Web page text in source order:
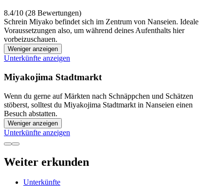
8.4/10 (28 Bewertungen)
Schrein Miyako befindet sich im Zentrum von Nanseien. Ideale
Voraussetzungen also, um während deines Aufenthalts hier
vorbeizuschauen.
Weniger anzeigen
Unterkünfte anzeigen
Miyakojima Stadtmarkt
Wenn du gerne auf Märkten nach Schnäppchen und Schätzen
stöberst, solltest du Miyakojima Stadtmarkt in Nanseien einen
Besuch abstatten.
Weniger anzeigen
Unterkünfte anzeigen
Weiter erkunden
Unterkünfte